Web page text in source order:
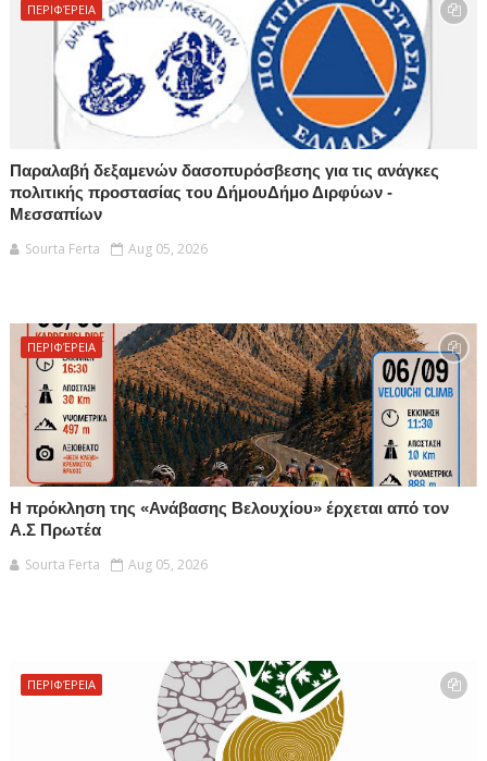
ΠΕΡΙΦΈΡΕΙΑ
Παραλαβή δεξαμενών δασοπυρόσβεσης για τις ανάγκες
πολιτικής προστασίας του ΔήμουΔήμο Διρφύων -
Μεσσαπίων
Sourta Ferta
Aug 05, 2026
ΠΕΡΙΦΈΡΕΙΑ
Η πρόκληση της «Ανάβασης Βελουχίου» έρχεται από τον
Α.Σ Πρωτέα
Sourta Ferta
Aug 05, 2026
ΠΕΡΙΦΈΡΕΙΑ